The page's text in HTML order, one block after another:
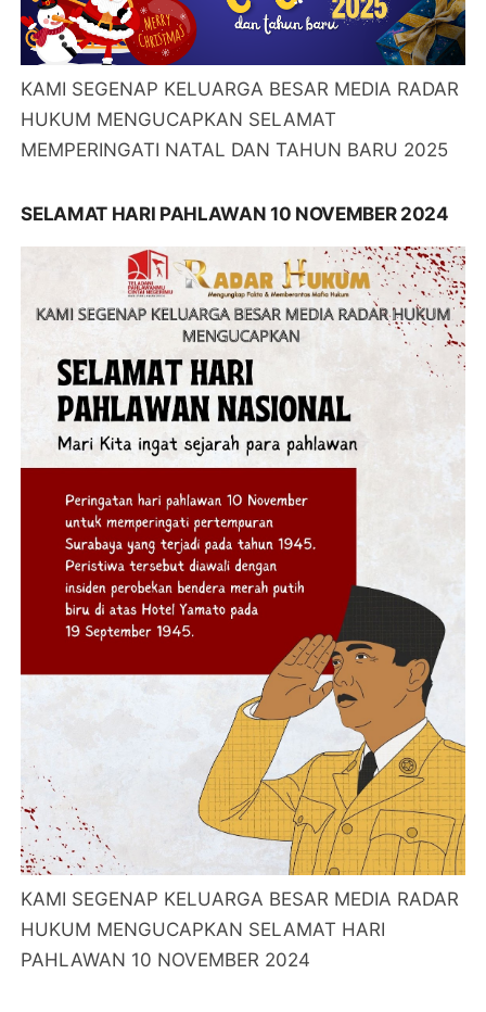
KAMI SEGENAP KELUARGA BESAR MEDIA RADAR
HUKUM MENGUCAPKAN SELAMAT
MEMPERINGATI NATAL DAN TAHUN BARU 2025
SELAMAT HARI PAHLAWAN 10 NOVEMBER 2024
KAMI SEGENAP KELUARGA BESAR MEDIA RADAR
HUKUM MENGUCAPKAN SELAMAT HARI
PAHLAWAN 10 NOVEMBER 2024